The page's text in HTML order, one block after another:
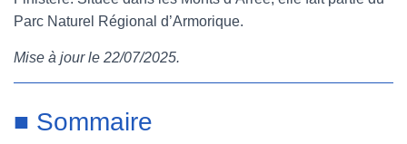
e
b
o
t
t
r
t
e
e
b
Parc Naturel Régional d’Armorique.
Mise à jour le 22/07/2025.
■ Sommaire